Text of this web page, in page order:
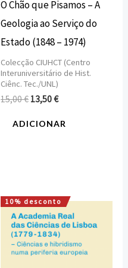
O Chão que Pisamos – A
Geologia ao Serviço do
Estado (1848 – 1974)
Colecção CIUHCT (Centro
Interuniversitário de Hist.
Ciênc. Tec./UNL)
15,00€ 13,50€
ADICIONAR
10% desconto
O
preço
original
era:
16,00 €.
O
preço
atual
é:
14,40 €.